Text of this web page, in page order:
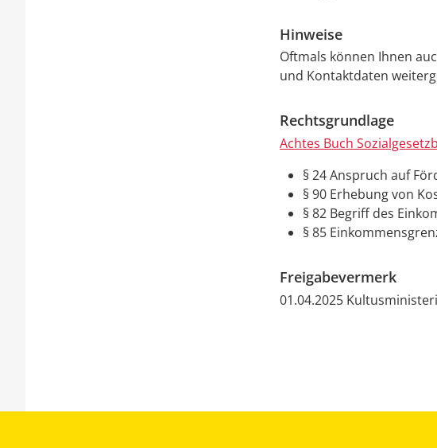
Hinweise
Oftmals können Ihnen
und Kontaktdaten
Rechtsgrundlage
Achtes Buch
§ 24 Anspruch auf
§ 90 Erhebung von
§ 82 Begriff des
§ 85
Freigabevermerk
01.04.2025